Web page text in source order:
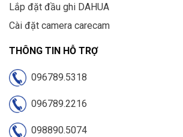
Lắp đặt đầu ghi DAHUA
Cài đặt camera carecam
THÔNG TIN HỖ TRỢ
096789.5318
096789.2216
098890.5074